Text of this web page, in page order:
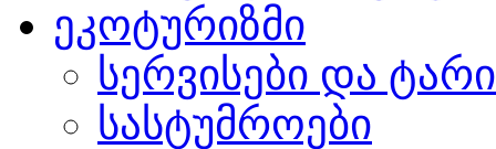
ეკოტურიზმი
სერვისები და
სასტუმროები